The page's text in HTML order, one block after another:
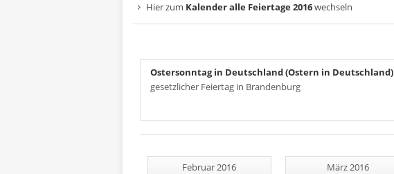
Hier zum Kalender alle Feiertage 2016wechseln
Ostersonntag in Deutschland (Ostern in Deutschland)
gesetzlicher Feiertag in Brandenburg
Februar 2016 März 2016